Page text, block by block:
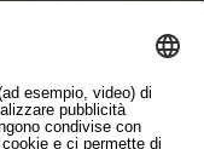
regalano
raffinata.